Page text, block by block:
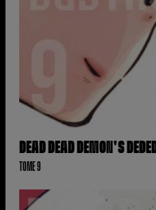
DEAD DEAD DEMON'S
TOME 9